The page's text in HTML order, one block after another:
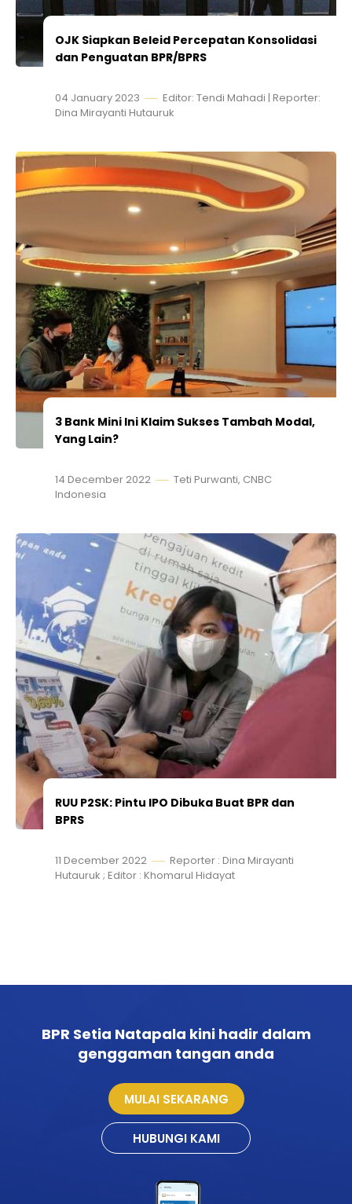
OJK Siapkan Beleid Percepatan Konsolidasi
dan Penguatan BPR/BPRS
04 January 2023
Editor: Tendi Mahadi | Reporter:
Dina Mirayanti Hutauruk
3 Bank Mini Ini Klaim Sukses Tambah Modal,
Yang Lain?
14 December 2022
Teti Purwanti, CNBC
Indonesia
RUU P2SK: Pintu IPO Dibuka Buat BPR dan
BPRS
11 December 2022
Reporter : Dina Mirayanti
Hutauruk ; Editor : Khomarul Hidayat
BPR Setia Natapala kini hadir dalam
genggaman tangan anda